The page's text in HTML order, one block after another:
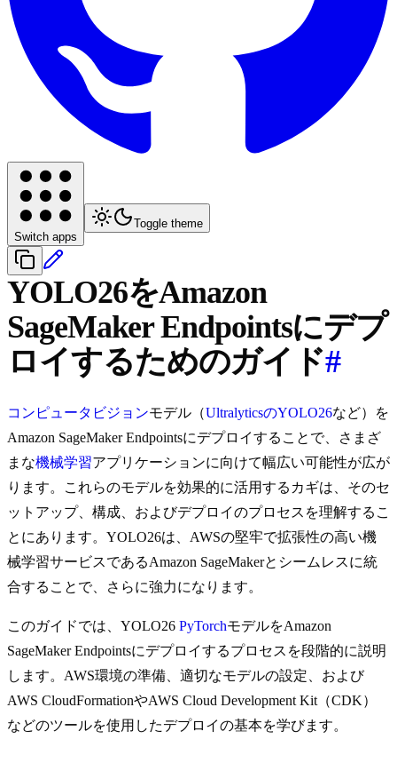
Switch apps
Toggle theme
YOLO26をAmazon
SageMaker Endpointsにデプ
ロイするためのガイド#
コンピュータビジョンモデル（UltralyticsのYOLO26など）を
Amazon SageMaker Endpointsにデプロイすることで、さまざ
まな機械学習アプリケーションに向けて幅広い可能性が広が
ります。これらのモデルを効果的に活用するカギは、そのセ
ットアップ、構成、およびデプロイのプロセスを理解するこ
とにあります。YOLO26は、AWSの堅牢で拡張性の高い機
械学習サービスであるAmazon SageMakerとシームレスに統
合することで、さらに強力になります。
このガイドでは、YOLO26 PyTorchモデルをAmazon
SageMaker Endpointsにデプロイするプロセスを段階的に説明
します。AWS環境の準備、適切なモデルの設定、および
AWS CloudFormationやAWS Cloud Development Kit（CDK）
などのツールを使用したデプロイの基本を学びます。